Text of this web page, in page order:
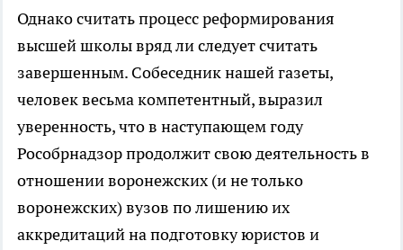
Однако считать процесс реформирования
высшей школы вряд ли следует считать
завершенным. Собеседник нашей газеты,
человек весьма компетентный, выразил
уверенность, что в наступающем году
Рособрнадзор продолжит свою деятельность в
отношении воронежских (и не только
воронежских) вузов по лишению их
аккредитаций на подготовку юристов и